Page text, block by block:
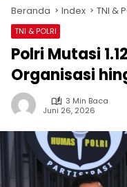
Beranda Index TNI &
TNI & POLRI
Polri Mutasi
Organisasi
3 Min Baca
Juni 26, 2026